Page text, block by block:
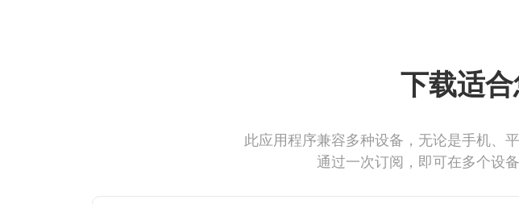
下载适
此应用程序兼容多种设备，无论是手机、
通过一次订阅，即可在多个设